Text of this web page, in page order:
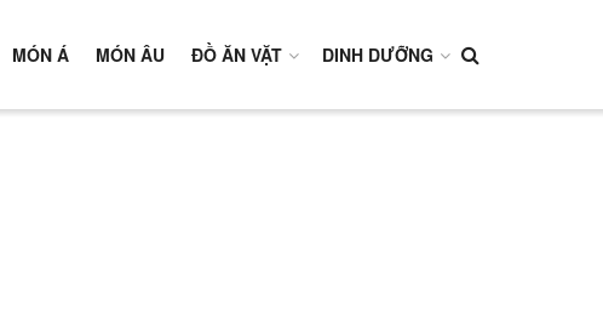
MÓN Á MÓN ÂU ĐỒ ĂN VẶT DINH DƯỠNG